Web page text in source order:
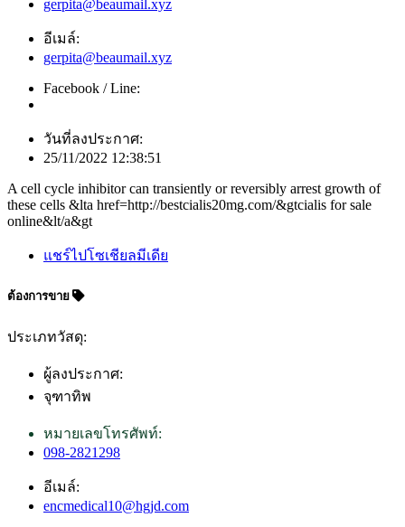
gerpita@beaumail.xyz
อีเมล์:
gerpita@beaumail.xyz
Facebook / Line:
วันที่ลงประกาศ:
25/11/2022 12:38:51
A cell cycle inhibitor can transiently or reversibly arrest growth of
these cells &lta href=http://bestcialis20mg.com/&gtcialis for sale
online&lt/a&gt
แชร์ไปโซเชียลมีเดีย
ต้องการขาย
ประเภทวัสดุ:
ผู้ลงประกาศ:
จุฑาทิพ
หมายเลขโทรศัพท์:
098-2821298
อีเมล์:
encmedical10@hgjd.com